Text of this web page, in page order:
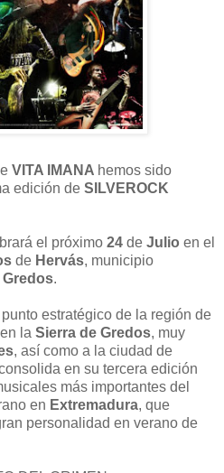
VITA IMANA hemos sido
edición de SILVEROCK
el próximo 24 de Julio en el
de Hervás, municipio
Gredos.
estratégico de la región de
la Sierra de Gredos, muy
, así como a la ciudad de
en su tercera edición
más importantes del
en Extremadura, que
personalidad en verano de